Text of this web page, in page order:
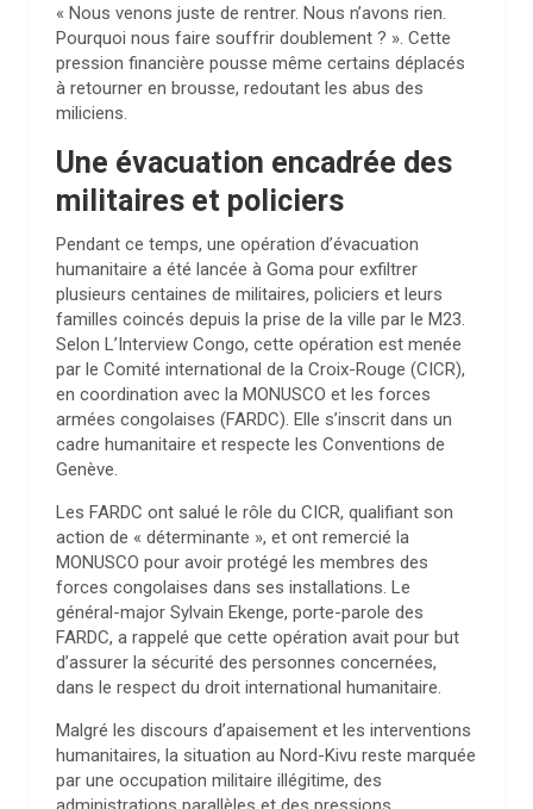
« Nous venons juste de rentrer. Nous n’avons rien.
Pourquoi nous faire souffrir doublement ? ». Cette
pression financière pousse même certains déplacés
à retourner en brousse, redoutant les abus des
miliciens.
Une évacuation encadrée des
militaires et policiers
Pendant ce temps, une opération d’évacuation
humanitaire a été lancée à Goma pour exfiltrer
plusieurs centaines de militaires, policiers et leurs
familles coincés depuis la prise de la ville par le M23.
Selon L’Interview Congo, cette opération est menée
par le Comité international de la Croix-Rouge (CICR),
en coordination avec la MONUSCO et les forces
armées congolaises (FARDC). Elle s’inscrit dans un
cadre humanitaire et respecte les Conventions de
Genève.
Les FARDC ont salué le rôle du CICR, qualifiant son
action de « déterminante », et ont remercié la
MONUSCO pour avoir protégé les membres des
forces congolaises dans ses installations. Le
général-major Sylvain Ekenge, porte-parole des
FARDC, a rappelé que cette opération avait pour but
d’assurer la sécurité des personnes concernées,
dans le respect du droit international humanitaire.
Malgré les discours d’apaisement et les interventions
humanitaires, la situation au Nord-Kivu reste marquée
par une occupation militaire illégitime, des